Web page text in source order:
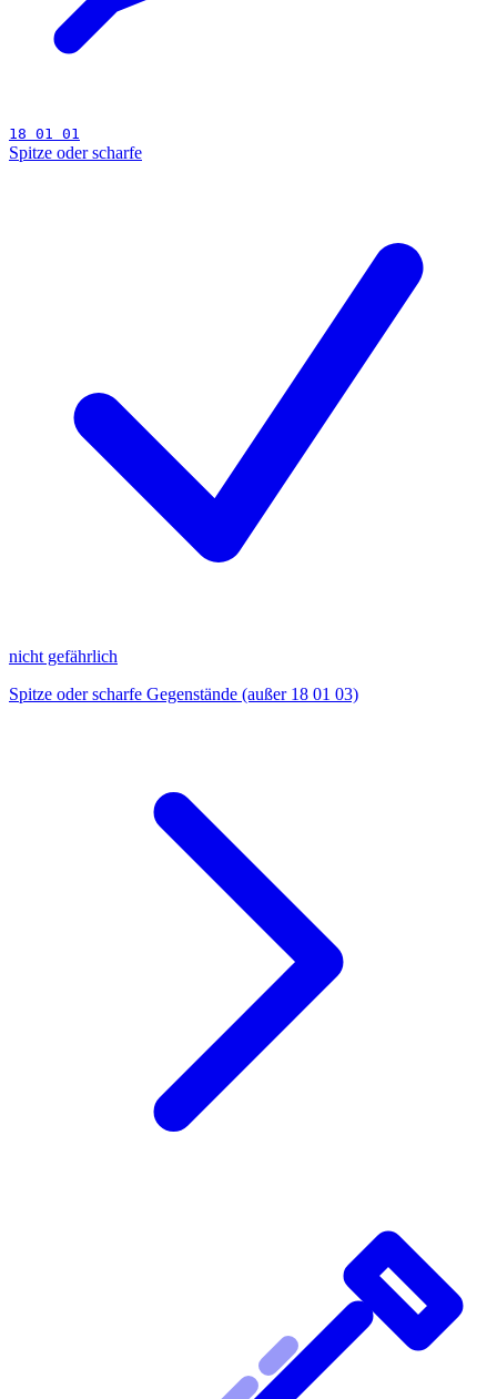
18 01 01
Spitze oder scharfe
nicht gefährlich
Spitze oder scharfe Gegenstände (außer 18 01 03)